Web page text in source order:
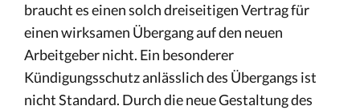
braucht es einen solch dreiseitigen Vertrag für
einen wirksamen Übergang auf den neuen
Arbeitgeber nicht. Ein besonderer
Kündigungsschutz anlässlich des Übergangs ist
nicht Standard. Durch die neue Gestaltung des